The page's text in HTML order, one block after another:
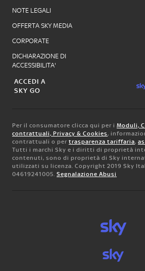
NOTE LEGALI
OFFERTA SKY MEDIA
CORPORATE
DICHIARAZIONE DI
ACCESSIBILITA'
ACCEDI A
SKY GO
Per il consumatore clicca qui per i Moduli,
contrattuali, Privacy & Cookies,
contrattuali o per trasparenza tariffaria,
Tutti i marchi Sky e i diritti di proprietà
contenuti, sono di proprietà di Sky
utilizzati su licenza. Copyright 2019 Sky
04619241005. Segnalazione Abusi